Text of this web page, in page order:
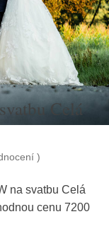
Celá
)
na svatbu Celá
cenu 7200